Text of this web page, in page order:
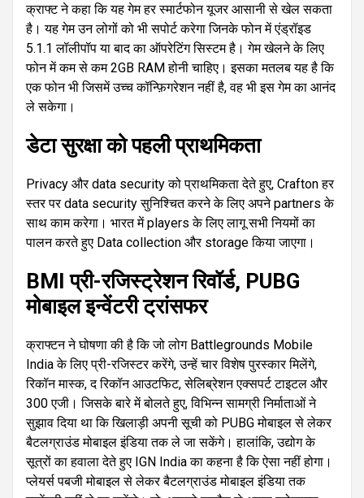
क्राफ्ट ने कहा कि यह गेम हर स्मार्टफोन यूजर आसानी से खेल सकता
है। यह गेम उन लोगों को भी सपोर्ट करेगा जिनके फोन में एंड्रॉइड
5.1.1 लॉलीपॉप या बाद का ऑपरेटिंग सिस्टम है। गेम खेलने के लिए
फोन में कम से कम 2GB RAM होनी चाहिए। इसका मतलब यह है कि
एक फोन भी जिसमें उच्च कॉन्फ़िगरेशन नहीं है, वह भी इस गेम का आनंद
ले सकेगा।
डेटा सुरक्षा को पहली प्राथमिकता
Privacy और data security को प्राथमिकता देते हुए, Crafton हर
स्तर पर data security सुनिश्चित करने के लिए अपने partners के
साथ काम करेगा। भारत में players के लिए लागू सभी नियमों का
पालन करते हुए Data collection और storage किया जाएगा।
BMI प्री-रजिस्ट्रेशन रिवॉर्ड, PUBG
मोबाइल इन्वेंटरी ट्रांसफर
क्राफ्टन ने घोषणा की है कि जो लोग Battlegrounds Mobile
India के लिए प्री-रजिस्टर करेंगे, उन्हें चार विशेष पुरस्कार मिलेंगे,
रिकॉन मास्क, द रिकॉन आउटफिट, सेलिब्रेशन एक्सपर्ट टाइटल और
300 एजी। जिसके बारे में बोलते हुए, विभिन्न सामग्री निर्माताओं ने
सुझाव दिया था कि खिलाड़ी अपनी सूची को PUBG मोबाइल से लेकर
बैटलग्राउंड मोबाइल इंडिया तक ले जा सकेंगे। हालांकि, उद्योग के
सूत्रों का हवाला देते हुए IGN India का कहना है कि ऐसा नहीं होगा।
प्लेयर्स पबजी मोबाइल से लेकर बैटलग्राउंड मोबाइल इंडिया तक